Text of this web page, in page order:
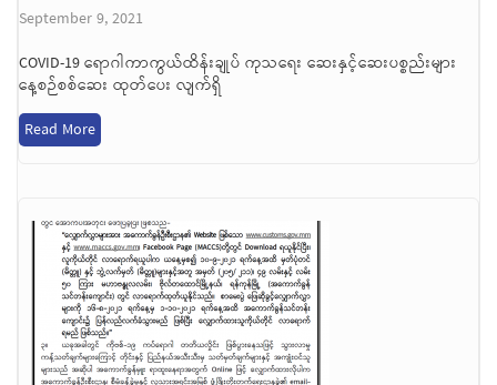
September 9, 2021
COVID-19 ရောဂါကာကွယ်ထိန်းချုပ် ကုသရေး ဆေးနှင့်ဆေးပစ္စည်းများ
နေ့စဉ်စစ်ဆေး ထုတ်ပေး လျက်ရှိ
Read More